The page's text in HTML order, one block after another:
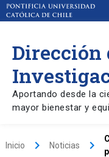
Dirección
Aportando desde la
mayor bienestar y
Inicio keyboard_arrow_right Noticias keyboard_arrow_right